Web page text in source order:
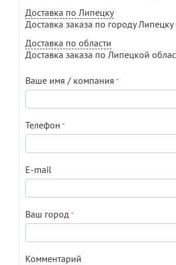
Доставка по Липецку
Доставка заказа по городу
Доставка по области
Доставка заказа по Липецкой
Ваше имя / компания
Телефон
E-mail
Ваш город
Комментарий